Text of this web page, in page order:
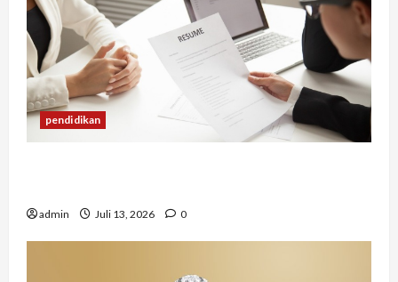
pendidikan
admin Juli 13, 2026 0